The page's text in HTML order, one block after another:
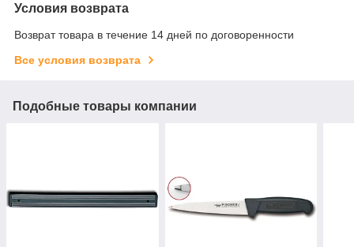
Условия возврата
Возврат товара в течение 14 дней по договоренности
Все условия возврата
Подобные товары компании